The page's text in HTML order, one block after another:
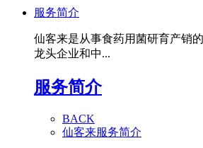
服务简介
仙客来是从事食药用菌研育产销
龙头企业和中...
服务简介
BACK
仙客来服务简介